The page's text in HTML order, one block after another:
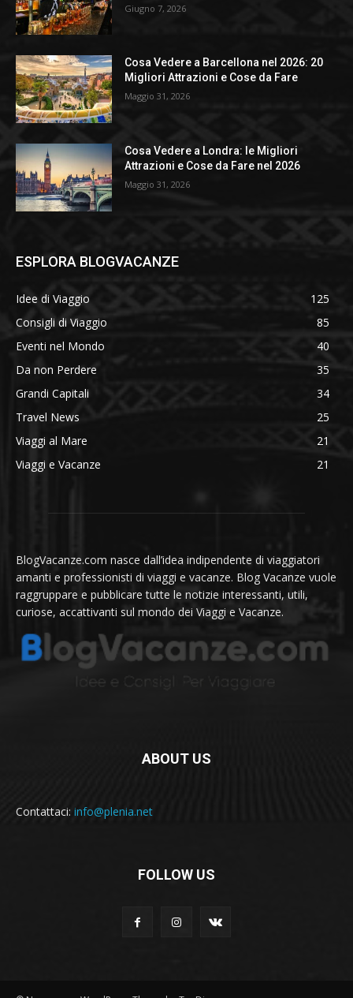
Giugno 7, 2026
Cosa Vedere a Barcellona nel 2026: 20
Migliori Attrazioni e Cose da Fare
Maggio 31, 2026
Cosa Vedere a Londra: le Migliori
Attrazioni e Cose da Fare nel 2026
Maggio 31, 2026
ESPLORA BLOGVACANZE
Idee di Viaggio
125
Consigli di Viaggio
85
Eventi nel Mondo
40
Da non Perdere
35
Grandi Capitali
34
Travel News
25
Viaggi al Mare
21
Viaggi e Vacanze
21
BlogVacanze.com nasce dall’idea indipendente di viaggiatori
amanti e professionisti di viaggi e vacanze. Blog Vacanze vuole
raggruppare e pubblicare tutte le notizie interessanti, utili,
curiose, accattivanti sul mondo dei Viaggi e Vacanze.
ABOUT US
Contattaci: info@plenia.net
FOLLOW US